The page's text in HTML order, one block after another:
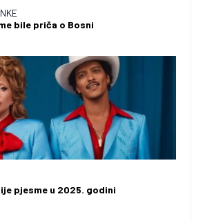
bile priča o Bosni
pjesme u 2025. godini